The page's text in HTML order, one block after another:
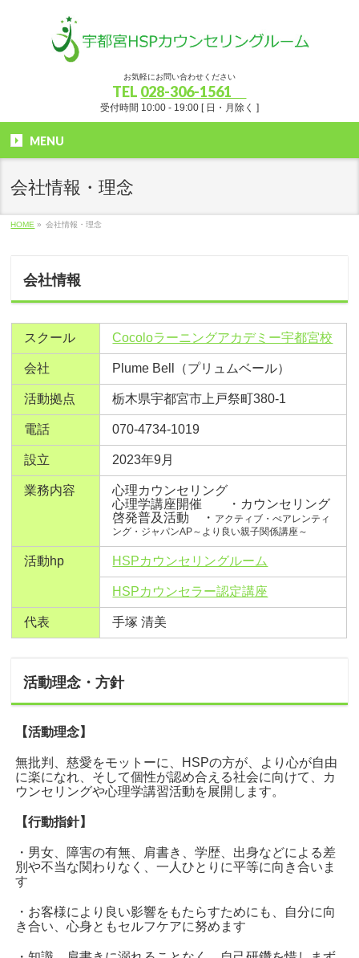
お気軽にお問い合わせください
TEL 028-306-1561
受付時間 10:00 - 19:00 [ 日・月除く ]
MENU
会社情報・理念
HOME » 会社情報・理念
会社情報
スクール Cocoloラーニングアカデミー宇都宮校
会社 Plume Bell（プリュムベール）
活動拠点 栃木県宇都宮市上戸祭町380-1
電話 070-4734-1019
設立 2023年9月
業務内容
心理カウンセリング
心理学講座開催 ・ カウンセリング
啓発普及活動 ・ アクティブ・ぺアレンティ
ング・ジャパンAP～より良い親子関係講座～
活動hp HSPカウンセリングルーム
HSPカウンセラー認定講座
代表 手塚 清美
活動理念・方針
【活動理念】
無批判、慈愛をモットーに、HSPの方が、より心が自由
に楽になれ、そして個性が認め合える社会に向けて、カ
ウンセリングや心理学講習活動を展開します。
【行動指針】
・男女、障害の有無、肩書き、学歴、出身などによる差
別や不当な関わりなく、一人ひとりに平等に向き合いま
す
・お客様により良い影響をもたらすためにも、自分に向
き合い、心身ともセルフケアに努めます